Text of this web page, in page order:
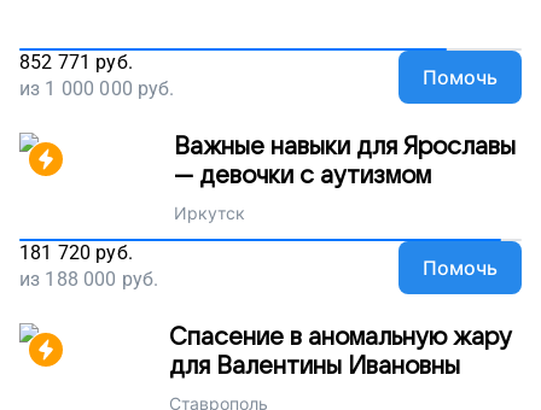
852 771 руб.
из 1 000 000 руб. Помочь
Важные навыки для Ярославы
— девочки с аутизмом
Иркутск
181 720 руб.
из 188 000 руб. Помочь
Спасение в аномальную жару
для Валентины Ивановны
Ставрополь